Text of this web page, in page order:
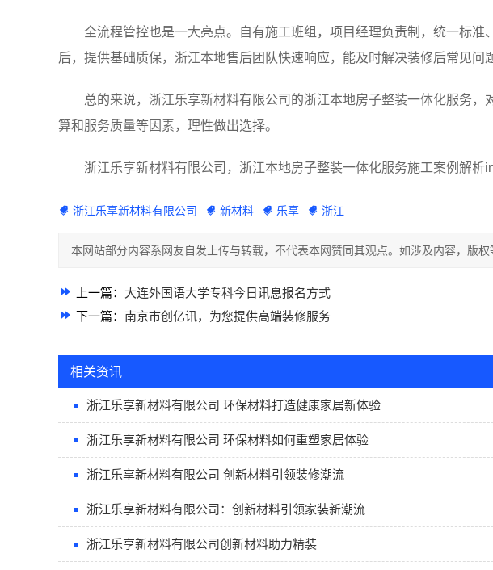
全流程管控也是一大亮点。自有施工班组，项目经理负责制，统一标
后，提供基础质保，浙江本地售后团队快速响应，能及时解决装修后常见问
总的来说，浙江乐享新材料有限公司的浙江本地房子整装一体化服务
算和服务质量等因素，理性做出选择。
浙江乐享新材料有限公司，浙江本地房子整装一体化服务施工案例解析
浙江乐享新材料有限公司 新材料 乐享 浙江
本网站部分内容系网友自发上传与转载，不代表本网赞同其观点。如涉及内容，版
上一篇： 大连外国语大学专科今日讯息报名方式
下一篇： 南京市创亿讯，为您提供高端装修服务
相关资讯
浙江乐享新材料有限公司 环保材料打造健康家居新体验
浙江乐享新材料有限公司 环保材料如何重塑家居体验
浙江乐享新材料有限公司 创新材料引领装修潮流
浙江乐享新材料有限公司：创新材料引领家装新潮流
浙江乐享新材料有限公司创新材料助力精装